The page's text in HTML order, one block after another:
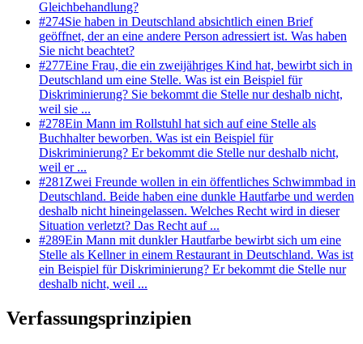
Gleichbehandlung?
#274Sie haben in Deutschland absichtlich einen Brief
geöffnet, der an eine andere Person adressiert ist. Was haben
Sie nicht beachtet?
#277Eine Frau, die ein zweijähriges Kind hat, bewirbt sich in
Deutschland um eine Stelle. Was ist ein Beispiel für
Diskriminierung? Sie bekommt die Stelle nur deshalb nicht,
weil sie ...
#278Ein Mann im Rollstuhl hat sich auf eine Stelle als
Buchhalter beworben. Was ist ein Beispiel für
Diskriminierung? Er bekommt die Stelle nur deshalb nicht,
weil er ...
#281 Zwei Freunde wollen in ein öffentliches Schwimmbad in
Deutschland. Beide haben eine dunkle Hautfarbe und werden
deshalb nicht hineingelassen. Welches Recht wird in dieser
Situation verletzt? Das Recht auf ...
#289Ein Mann mit dunkler Hautfarbe bewirbt sich um eine
Stelle als Kellner in einem Restaurant in Deutschland. Was ist
ein Beispiel für Diskriminierung? Er bekommt die Stelle nur
deshalb nicht, weil ...
Verfassungsprinzipien